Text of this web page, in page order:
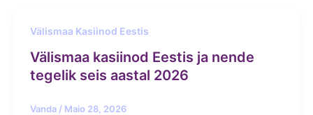
Välismaa Kasiinod Eestis
Välismaa kasiinod Eestis ja nende
tegelik seis aastal 2026
Vanda / Maio 28, 2026